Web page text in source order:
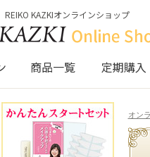
KAZKIオンラインショップ
商品一覧 定期購入
オン